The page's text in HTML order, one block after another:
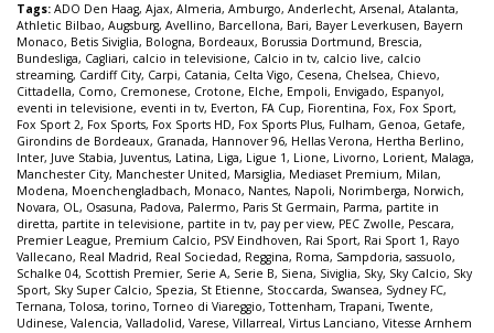
Tags: ADO Den Haag, Ajax, Almeria, Amburgo, Anderlecht, Arsenal, Atalanta,
Athletic Bilbao, Augsburg, Avellino, Barcellona, Bari, Bayer Leverkusen, Bayern
Monaco, Betis Siviglia, Bologna, Bordeaux, Borussia Dortmund, Brescia,
Bundesliga, Cagliari, calcio in televisione, Calcio in tv, calcio live, calcio
streaming, Cardiff City, Carpi, Catania, Celta Vigo, Cesena, Chelsea, Chievo,
Cittadella, Como, Cremonese, Crotone, Elche, Empoli, Envigado, Espanyol,
eventi in televisione, eventi in tv, Everton, FA Cup, Fiorentina, Fox, Fox Sport,
Fox Sport 2, Fox Sports, Fox Sports HD, Fox Sports Plus, Fulham, Genoa, Getafe,
Girondins de Bordeaux, Granada, Hannover 96, Hellas Verona, Hertha Berlino,
Inter, Juve Stabia, Juventus, Latina, Liga, Ligue 1, Lione, Livorno, Lorient, Malaga,
Manchester City, Manchester United, Marsiglia, Mediaset Premium, Milan,
Modena, Moenchengladbach, Monaco, Nantes, Napoli, Norimberga, Norwich,
Novara, OL, Osasuna, Padova, Palermo, Paris St Germain, Parma, partite in
diretta, partite in televisione, partite in tv, pay per view, PEC Zwolle, Pescara,
Premier League, Premium Calcio, PSV Eindhoven, Rai Sport, Rai Sport 1, Rayo
Vallecano, Real Madrid, Real Sociedad, Reggina, Roma, Sampdoria, sassuolo,
Schalke 04, Scottish Premier, Serie A, Serie B, Siena, Siviglia, Sky, Sky Calcio, Sky
Sport, Sky Super Calcio, Spezia, St Etienne, Stoccarda, Swansea, Sydney FC,
Ternana,Tolosa, torino,Torneo di Viareggio,Tottenham,Trapani,Twente,
Udinese, Valencia, Valladolid, Varese, Villarreal, Virtus Lanciano, Vitesse Arnhem